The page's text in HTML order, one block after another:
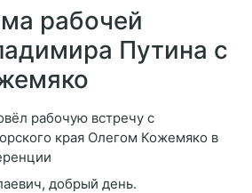
рабочей
Путина с
рабочую встречу с
края Олегом Кожемяко в
добрый день.